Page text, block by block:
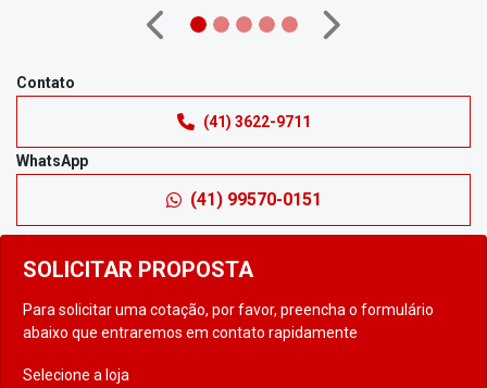
SOLICITAR PROPOSTA
Para solicitar uma cotação, por favor, preencha o formulário
abaixo que entraremos em contato rapidamente
Selecione a loja
Anterior Próximo
Contato
(41) 3622-9711
WhatsApp
(41) 99570-0151